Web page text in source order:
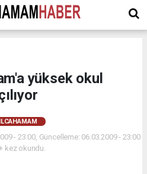
yüksek okul
- 23:00, Güncelleme: 06.03.2009 - 23:00
kez okundu.